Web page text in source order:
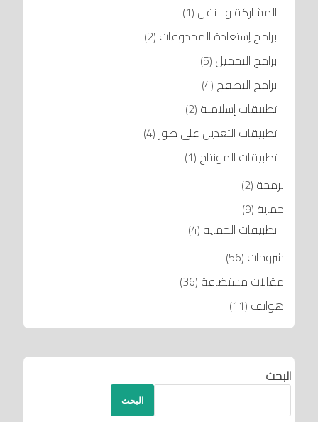
المشاركة و النقل (1)
برامج إستعادة المحذوفات (2)
برامج التحميل (5)
برامج التصفح (4)
تطبيقات إسلامية (2)
تطبيقات التعديل على صور (4)
تطبيقات المونتاج (1)
برمجة (2)
حماية (9)
تطبيقات الحماية (4)
شروحات (56)
مقالات مستضافة (36)
هواتف (11)
البحث
البحث